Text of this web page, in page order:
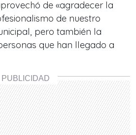
de «agradecer la
de nuestro
pero también la
que han llegado a